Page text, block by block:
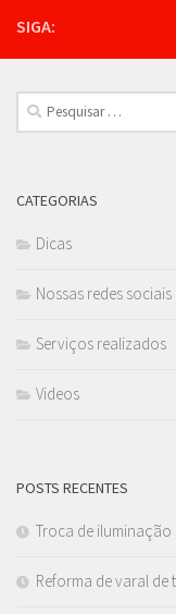
SIGA:
Pesquisar
por:
CATEGORIAS
Dicas
Nossas redes sociais
Serviços realizados
Videos
POSTS RECENTES
Troca de iluminação
Reforma de varal de